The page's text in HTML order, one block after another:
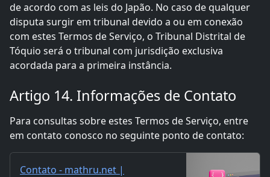
de acordo com as leis do Japão. No caso de qualquer
disputa surgir em tribunal devido a ou em conexão
com estes Termos de Serviço, o Tribunal Distrital de
Tóquio será o tribunal com jurisdição exclusiva
acordada para a primeira instância.
Artigo 14. Informações de Contato
Para consultas sobre estes Termos de Serviço, entre
em contato conosco no seguinte ponto de contato:
Contato - mathru.net |